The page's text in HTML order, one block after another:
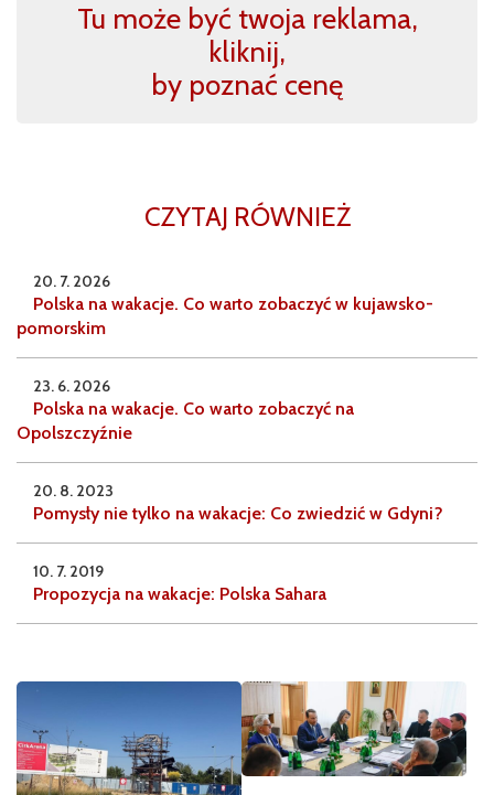
Tu może być twoja reklama,
kliknij,
by poznać cenę
CZYTAJ RÓWNIEŻ
20. 7. 2026
Polska na wakacje. Co warto zobaczyć w kujawsko-
pomorskim
23. 6. 2026
Polska na wakacje. Co warto zobaczyć na
Opolszczyźnie
20. 8. 2023
Pomysły nie tylko na wakacje: Co zwiedzić w Gdyni?
10. 7. 2019
Propozycja na wakacje: Polska Sahara